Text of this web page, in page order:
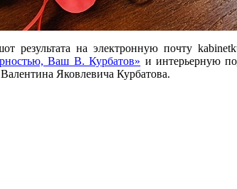
на электронную почту
Ваш В. Курбатов» и интерьерную
Яковлевича Курбатова.